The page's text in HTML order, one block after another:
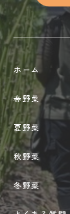
ホーム
春野菜
夏野菜
秋野菜
冬野菜